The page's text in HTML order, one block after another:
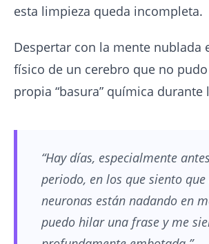
esta limpieza queda incompleta.
Despertar con la mente nublada
físico de un cerebro que no
propia “basura” química durante
“Hay días, especialmente
periodo, en los que siento que
neuronas están nadando en
puedo hilar una frase y me